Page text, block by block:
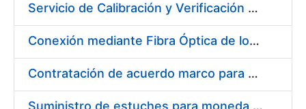
Servicio de Calibración y Verificación Externa de los Equipos de Medición del Servicio de Prevención de la FNMT-RCM
Conexión mediante Fibra Óptica de los Centros de Proceso de Datos (CPDs) de las sedes de la FNMT-RCM de Burgos y Madrid
Contratación de acuerdo marco para el Suministro de Material de Electricidad para la Fábrica Nacional de Moneda y Timbre-Real Casa de la Moneda en su centro de trabajo de Burgos
Suministro de estuches para moneda de 30 €